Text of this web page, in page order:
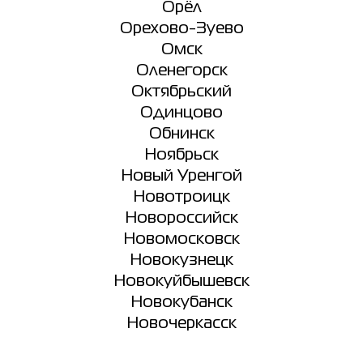
Орёл
Орехово-Зуево
Омск
Оленегорск
Октябрьский
Одинцово
Обнинск
Ноябрьск
Новый Уренгой
Новотроицк
Новороссийск
Новомосковск
Новокузнецк
Новокуйбышевск
Новокубанск
Новочеркасск